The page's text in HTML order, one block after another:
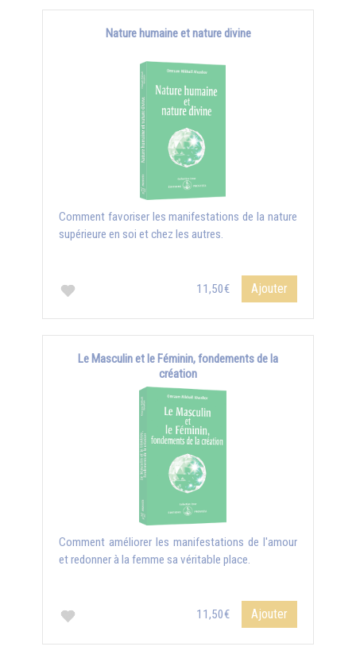
Nature humaine et nature divine
Comment favoriser les manifestations de la nature
supérieure en soi et chez les autres.
11,50€ Ajouter
Le Masculin et le Féminin, fondements de la
création
Comment améliorer les manifestations de l'amour
et redonner à la femme sa véritable place.
11,50€ Ajouter